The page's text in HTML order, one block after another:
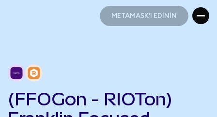
METAMASK'I EDİNİN
(FFOGon - RIOTon)